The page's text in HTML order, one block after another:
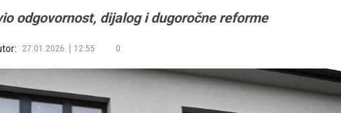
odgovornost, dijalog i dugoročne reforme
27.01.2026. 12:55 0